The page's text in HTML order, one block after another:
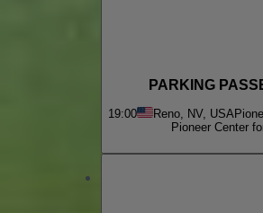
19:00 Reno, NV, USA
Pioneer Center